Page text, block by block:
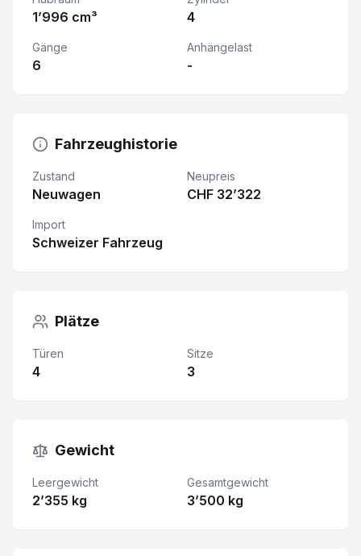
1’996 cm³ 4
Gänge
6
Anhängelast
-
Fahrzeughistorie
Zustand
Neuwagen
Neupreis
CHF 32’322
Import
Schweizer Fahrzeug
Plätze
Türen
4
Sitze
3
Gewicht
Leergewicht
2’355 kg
Gesamtgewicht
3’500 kg